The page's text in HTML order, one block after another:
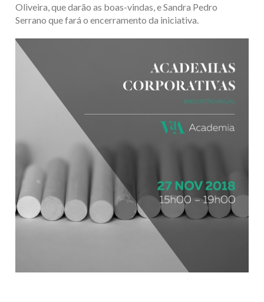
Oliveira, que darão as boas-vindas, e Sandra Pedro
Serrano que fará o encerramento da iniciativa.